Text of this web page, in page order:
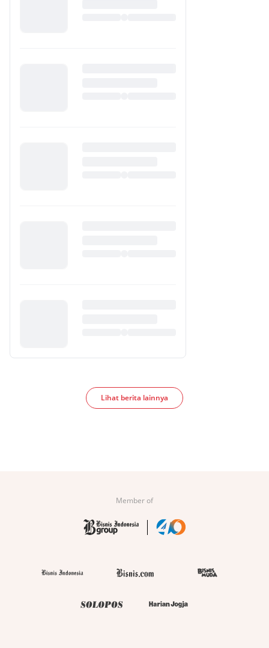
Lihat berita lainnya
Member of